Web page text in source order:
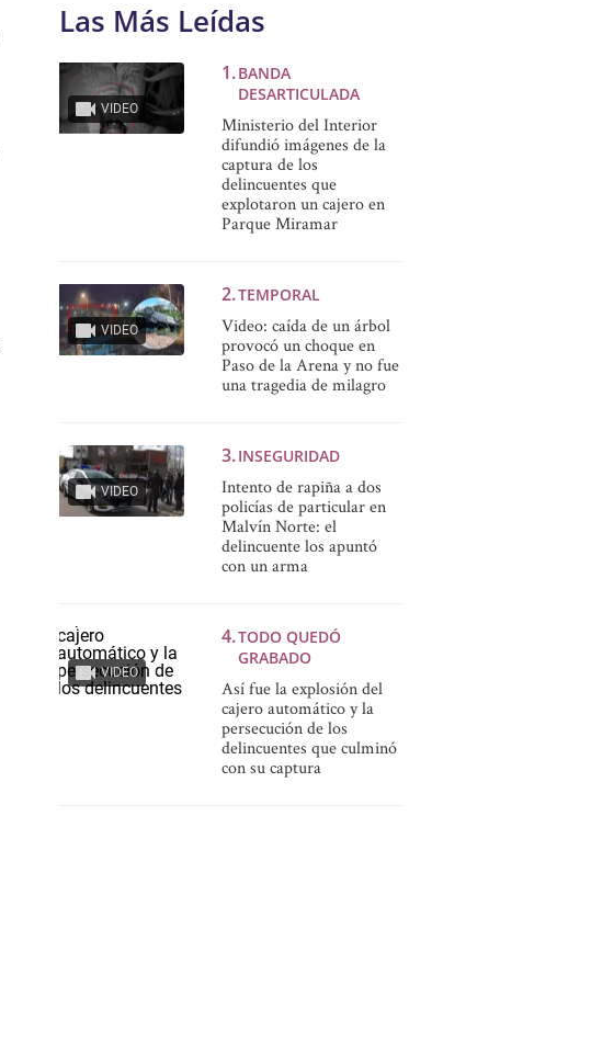
Las Más Leídas
VIDEO
BANDA
DESARTICULADA
Ministerio del Interior
difundió imágenes de la
captura de los
delincuentes que
explotaron un cajero en
Parque Miramar
VIDEO
TEMPORAL
Video: caída de un árbol
provocó un choque en
Paso de la Arena y no fue
una tragedia de milagro
VIDEO
INSEGURIDAD
Intento de rapiña a dos
policías de particular en
Malvín Norte: el
delincuente los apuntó
con un arma
VIDEO
TODO QUEDÓ
GRABADO
Así fue la explosión del
cajero automático y la
persecución de los
delincuentes que culminó
con su captura